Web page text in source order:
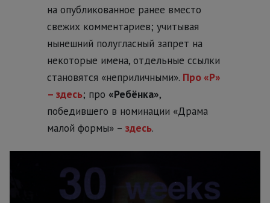
на опубликованное ранее вместо
свежих комментариев; учитывая
нынешний полугласный запрет на
некоторые имена, отдельные ссылки
становятся «неприличными». Про «Р»
– здесь; про «Ребёнка»,
победившего в номинации «Драма
малой формы» – здесь.